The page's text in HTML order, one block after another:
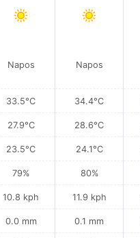
Napos
33.5°C
27.9°C
23.5°C
79%
10.8 kph
0.0 mm
Napos
34.4°C
28.6°C
24.1°C
80%
11.9 kph
0.1 mm